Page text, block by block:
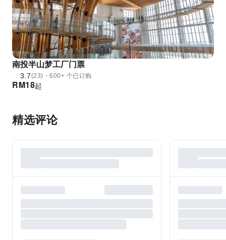
南投半山梦工厂门票
3.7(23)・600+ 个已订购
RM18起
精选评论